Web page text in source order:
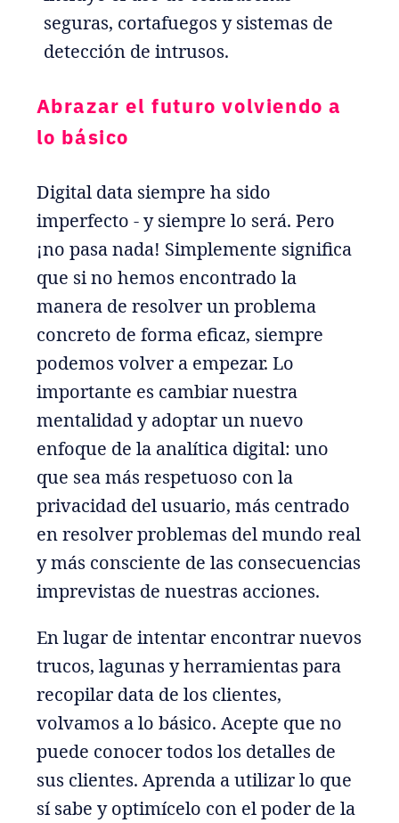
seguras, cortafuegos y sistemas de
detección de intrusos.
Abrazar el futuro volviendo a
lo básico
Digital data siempre ha sido
imperfecto - y siempre lo será. Pero
¡no pasa nada! Simplemente significa
que si no hemos encontrado la
manera de resolver un problema
concreto de forma eficaz, siempre
podemos volver a empezar. Lo
importante es cambiar nuestra
mentalidad y adoptar un nuevo
enfoque de la analítica digital: uno
que sea más respetuoso con la
privacidad del usuario, más centrado
en resolver problemas del mundo real
y más consciente de las consecuencias
imprevistas de nuestras acciones.
En lugar de intentar encontrar nuevos
trucos, lagunas y herramientas para
recopilar data de los clientes,
volvamos a lo básico. Acepte que no
puede conocer todos los detalles de
sus clientes. Aprenda a utilizar lo que
sí sabe y optimícelo con el poder de la